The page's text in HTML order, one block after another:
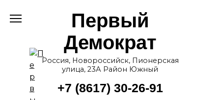
Первый
Демократ
Россия, Новороссийск, Пионерская
улица, 23А Район Южный
+7 (8617) 30-26-91